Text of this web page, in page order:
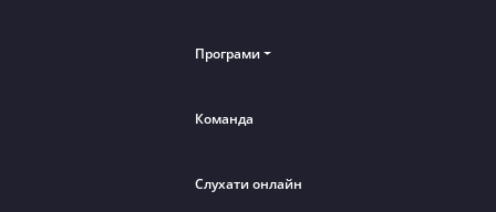
Програми
Команда
Слухати онлайн